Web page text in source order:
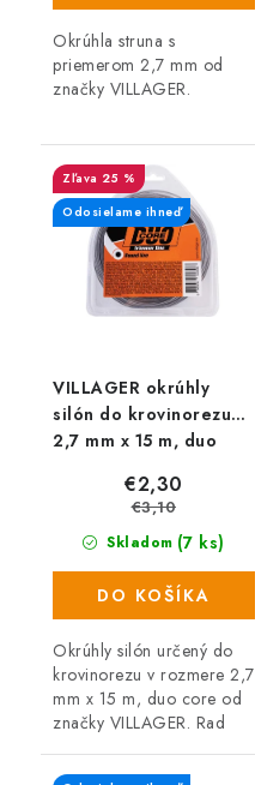
Okrúhla struna s
priemerom 2,7 mm od
značky VILLAGER.
VILLAGER okrúhly
silón do krovinorezu
2,7 mm x 15 m, duo
25 %
Odosielame ihneď
Skladom (7 ks)
€2,30
€3,10
DO KOŠÍKA
Okrúhly silón určený do
krovinorezu v rozmere 2,7
mm x 15 m, duo core od
značky VILLAGER. Rad
kombinuje dva materiály